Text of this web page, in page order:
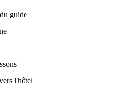
guide
l'hôtel